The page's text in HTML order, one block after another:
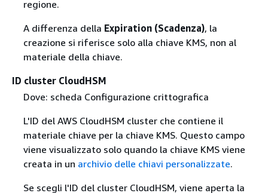
regione.
A differenza della Expiration (Scadenza), la
creazione si riferisce solo alla chiave KMS, non al
materiale della chiave.
ID cluster CloudHSM
Dove: scheda Configurazione crittografica
L'ID del AWS CloudHSM cluster che contiene il
materiale chiave per la chiave KMS. Questo campo
viene visualizzato solo quando la chiave KMS viene
creata in un archivio delle chiavi personalizzate.
Se scegli l'ID del cluster CloudHSM, viene aperta la